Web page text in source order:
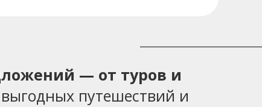
— от туров и
путешествий и